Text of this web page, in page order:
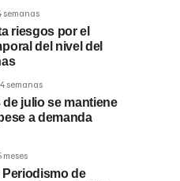
semanas
riesgos por el
del nivel del
semanas
de julio se mantiene
a demanda
meses
de